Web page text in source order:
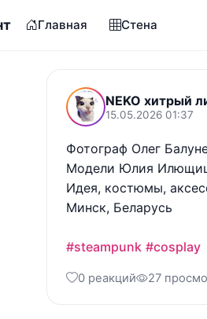
Главная Стена
NEKO хитрый
15.05.2026 01:37
Фотограф Олег
Модели Юлия
Идея, костюмы,
Минск, Беларусь
#steampunk #cosplay
0 реакций 27